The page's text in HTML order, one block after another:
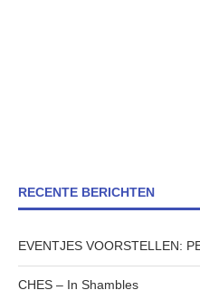
RECENTE BERICHTEN
EVENTJES VOORSTELLEN:
CHES – In Shambles